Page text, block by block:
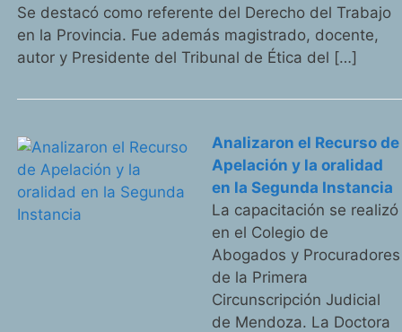
Se destacó como referente del Derecho del Trabajo
en la Provincia. Fue además magistrado, docente,
autor y Presidente del Tribunal de Ética del […]
Analizaron el Recurso de
Apelación y la oralidad
en la Segunda Instancia
La capacitación se realizó
en el Colegio de
Abogados y Procuradores
de la Primera
Circunscripción Judicial
de Mendoza. La Doctora